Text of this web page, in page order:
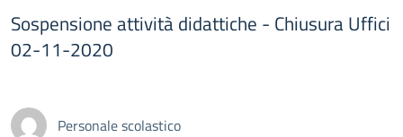
Sospensione attività didattiche - Chiusura Uffici
02-11-2020
Personale scolastico